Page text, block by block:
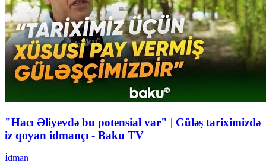
"Hacı Əliyevdə bu potensial var" | Güləş tariximizdə
iz qoyan idmançı - Baku TV
İdman